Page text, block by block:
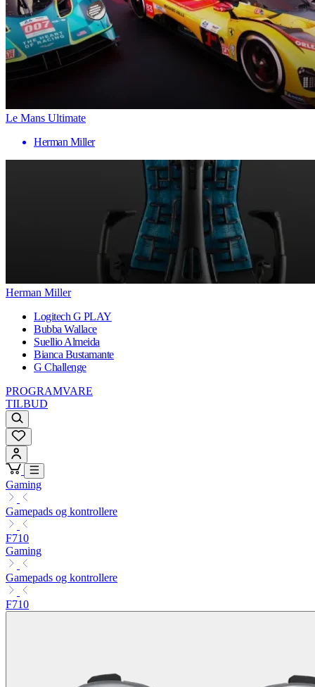
Le Mans Ultimate
Herman Miller
Herman Miller
Logitech G PLAY
Bubba Wallace
Suellio Almeida
Bianca Bustamante
G Challenge
PROGRAMVARE
TILBUD
Gaming
Gamepads og kontrollere
F710
Gaming
Gamepads og kontrollere
F710